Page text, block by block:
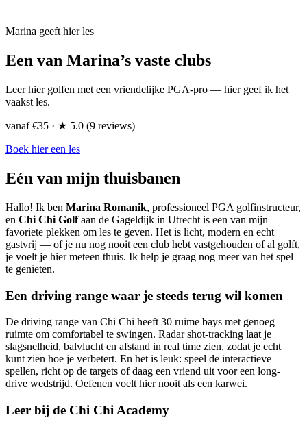
Marina geeft hier les
Een van Marina’s vaste clubs
Leer hier golfen met een vriendelijke PGA-pro — hier geef ik het
vaakst les.
vanaf€35 · ★ 5.0 (9 reviews)
Boek hier een les
Eén van mijn thuisbanen
Hallo! Ik ben Marina Romanik, professioneel PGA golfinstructeur,
en Chi Chi Golfaan de Gageldijk in Utrecht is een van mijn
favoriete plekken om les te geven. Het is licht, modern en echt
gastvrij — of je nu nog nooit een club hebt vastgehouden of al golft,
je voelt je hier meteen thuis. Ik help je graag nog meer van het spel
te genieten.
Een driving range waar je steeds terug wil komen
De driving range van Chi Chi heeft 30 ruime bays met genoeg
ruimte om comfortabel te swingen. Radar shot-tracking laat je
slagsnelheid, balvlucht en afstand in real time zien, zodat je echt
kunt zien hoe je verbetert. En het is leuk: speel de interactieve
spellen, richt op de targets of daag een vriend uit voor een long-
drive wedstrijd. Oefenen voelt hier nooit als een karwei.
Leer bij de Chi Chi Academy